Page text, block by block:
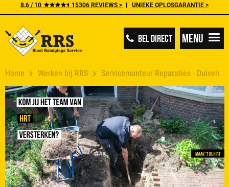
8.6 / 10 15306 REVIEWS > UNIEKE OPLOSGARANTIE >
BEL DIRECT Menu
Home Werken bij RRS Servicemonteur Reparaties - Duiven